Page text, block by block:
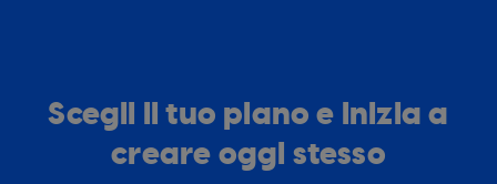
Scegli il tuo piano e inizia a
creare oggi stesso